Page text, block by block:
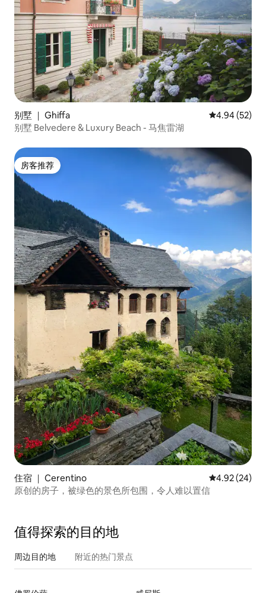
别墅 ｜ Ghiffa 平均评分
4.94 (52)
别墅 Belvedere & Luxury Beach - 马焦雷湖
房客推荐
房客推荐
住宿 ｜ Cerentino 平均评分
4.92 (24)
原创的房子，被绿色的景色所包围，令人难以置信
值得探索的目的地
周边目的地 附近的热门景点